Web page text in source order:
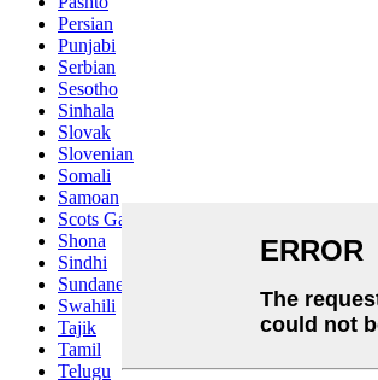
Persian
Punjabi
Serbian
Sesotho
Sinhala
Slovak
Slovenian
Somali
Samoan
Scots Gaelic
Shona
Sindhi
Sundanese
Swahili
Tajik
Tamil
Telugu